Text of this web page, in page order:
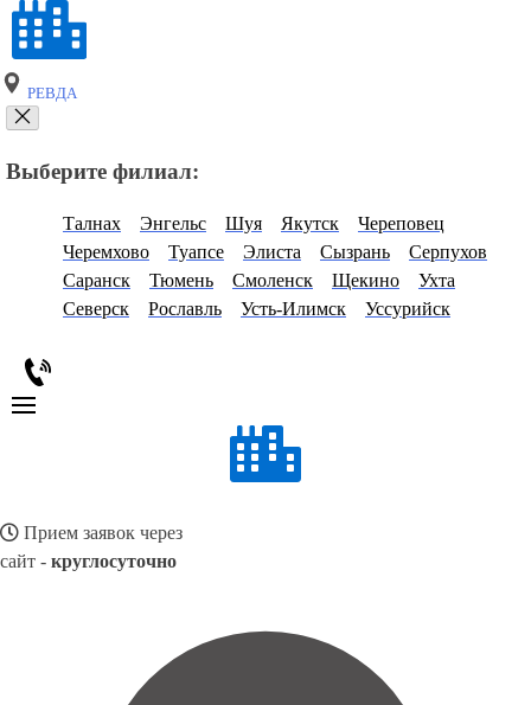
РЕВДА
Выберите филиал:
Талнах Энгельс Шуя Якутск
Череповец
Черемхово
Туапсе Элиста Сызрань
Серпухов
Саранск
Тюмень Смоленск Щекино
Ухта
Северск
Рославль Усть-Илимск Уссурийск
Прием заявок через
сайт - круглосуточно